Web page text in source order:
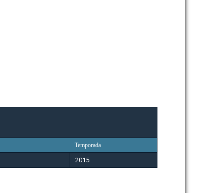
Temporada
2015